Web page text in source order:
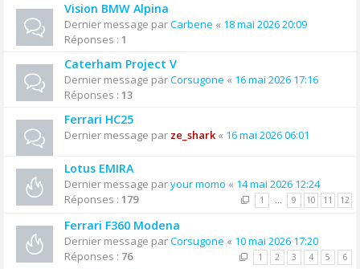
Vision BMW Alpina
Dernier message parCarbene « 18 mai 2026 20:09
Réponses : 1
Caterham Project V
Dernier message parCorsugone « 16 mai 2026 17:16
Réponses : 13
Ferrari HC25
Dernier message par ze_shark« 16 mai 2026 06:01
Lotus EMIRA
Dernier message paryour momo « 14 mai 2026 12:24
Réponses : 179 1 … 9 10 11 12
Ferrari F360 Modena
Dernier message parCorsugone « 10 mai 2026 17:20
Réponses : 76 1 2 3 4 5 6